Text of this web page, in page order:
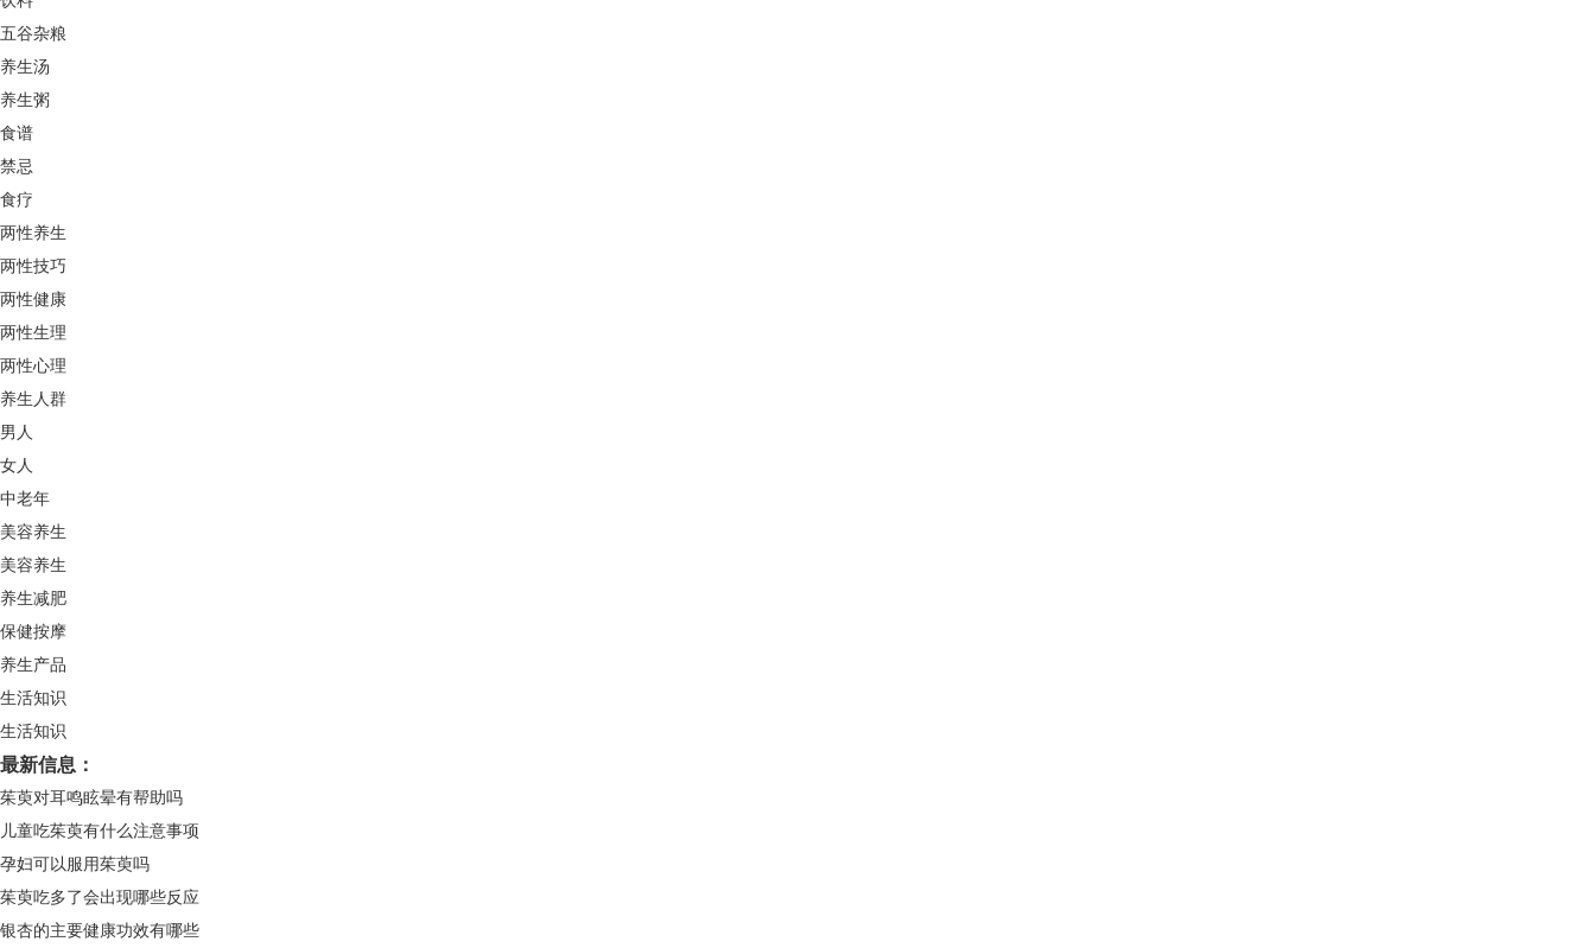
五谷杂粮
养生汤
养生粥
食谱
禁忌
食疗
两性养生
两性技巧
两性健康
两性生理
两性心理
养生人群
男人
女人
中老年
美容养生
美容养生
养生减肥
保健按摩
养生产品
生活知识
生活知识
最新信息：
茱萸对耳鸣眩晕有帮助吗
儿童吃茱萸有什么注意事项
孕妇可以服用茱萸吗
茱萸吃多了会出现哪些反应
银杏的主要健康功效有哪些